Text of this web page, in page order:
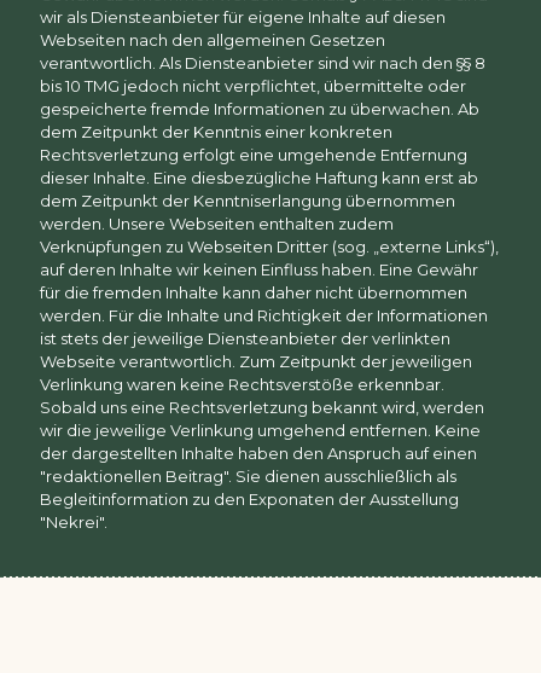
wir als Diensteanbieter für eigene Inhalte auf diesen
Webseiten nach den allgemeinen Gesetzen
verantwortlich. Als Diensteanbieter sind wir nach den §§ 8
bis 10 TMG jedoch nicht verpflichtet, übermittelte oder
gespeicherte fremde Informationen zu überwachen. Ab
dem Zeitpunkt der Kenntnis einer konkreten
Rechtsverletzung erfolgt eine umgehende Entfernung
dieser Inhalte. Eine diesbezügliche Haftung kann erst ab
dem Zeitpunkt der Kenntniserlangung übernommen
werden. Unsere Webseiten enthalten zudem
Verknüpfungen zu Webseiten Dritter (sog. „externe Links“),
auf deren Inhalte wir keinen Einfluss haben. Eine Gewähr
für die fremden Inhalte kann daher nicht übernommen
werden. Für die Inhalte und Richtigkeit der Informationen
ist stets der jeweilige Diensteanbieter der verlinkten
Webseite verantwortlich. Zum Zeitpunkt der jeweiligen
Verlinkung waren keine Rechtsverstöße erkennbar.
Sobald uns eine Rechtsverletzung bekannt wird, werden
wir die jeweilige Verlinkung umgehend entfernen. Keine
der dargestellten Inhalte haben den Anspruch auf einen
"redaktionellen Beitrag". Sie dienen ausschließlich als
Begleitinformation zu den Exponaten der Ausstellung
"Nekrei".